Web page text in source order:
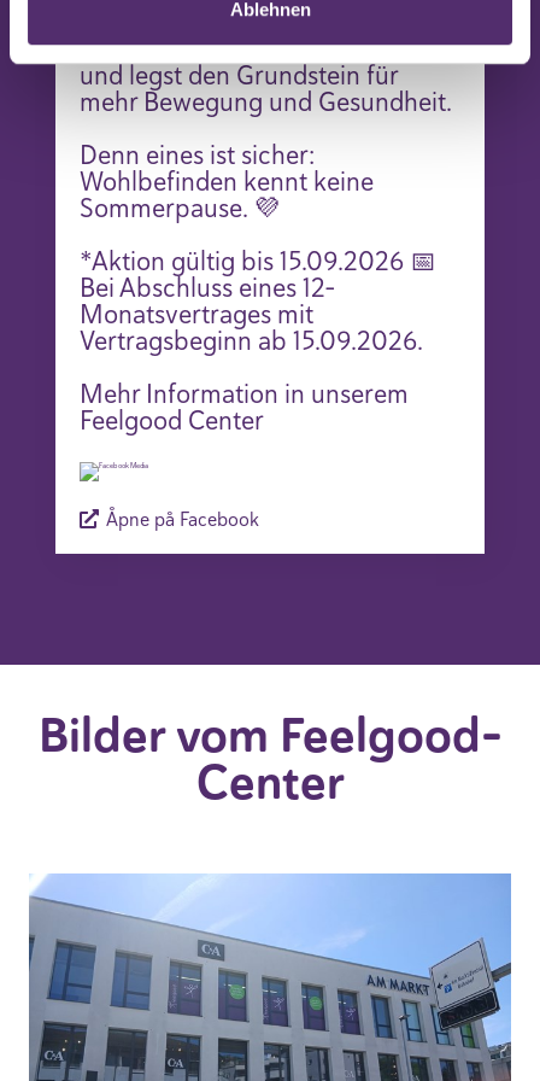
Ablehnen
Monatsvertrages trainierst du bis
Mitte September 2026 kostenlos
und legst den Grundstein für
mehr Bewegung und Gesundheit.
Denn eines ist sicher:
Wohlbefinden kennt keine
Sommerpause. 💜
*Aktion gültig bis 15.09.2026 📅
Bei Abschluss eines 12-
Monatsvertrages mit
Vertragsbeginn ab 15.09.2026.
Mehr Information in unserem
Feelgood Center
Åpne på Facebook
Bilder vom Feelgood-
Center